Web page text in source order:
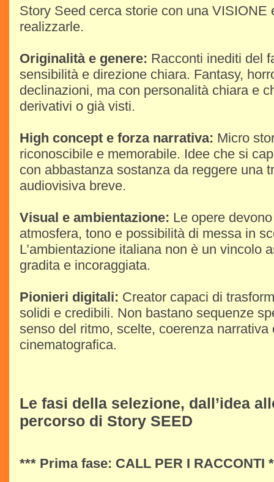
Story Seed cerca storie con una VISIONE
realizzarle.
Originalità e genere: Racconti inediti del
sensibilità e direzione chiara. Fantasy,
declinazioni, ma con personalità chiara e
derivativi o già visti.
High concept e forza narrativa: Micro
riconoscibile e memorabile. Idee che si
con abbastanza sostanza da reggere una
audiovisiva breve.
Visual e ambientazione: Le opere
atmosfera, tono e possibilità di messa in
L’ambientazione italiana non è un vincolo
gradita e incoraggiata.
Pionieri digitali: Creator capaci di
solidi e credibili. Non bastano sequenze
senso del ritmo, scelte, coerenza narrativa
cinematografica.
Le fasi della selezione, dall’idea
percorso di Story SEED
*** Prima fase: CALL PER I RACCONTI